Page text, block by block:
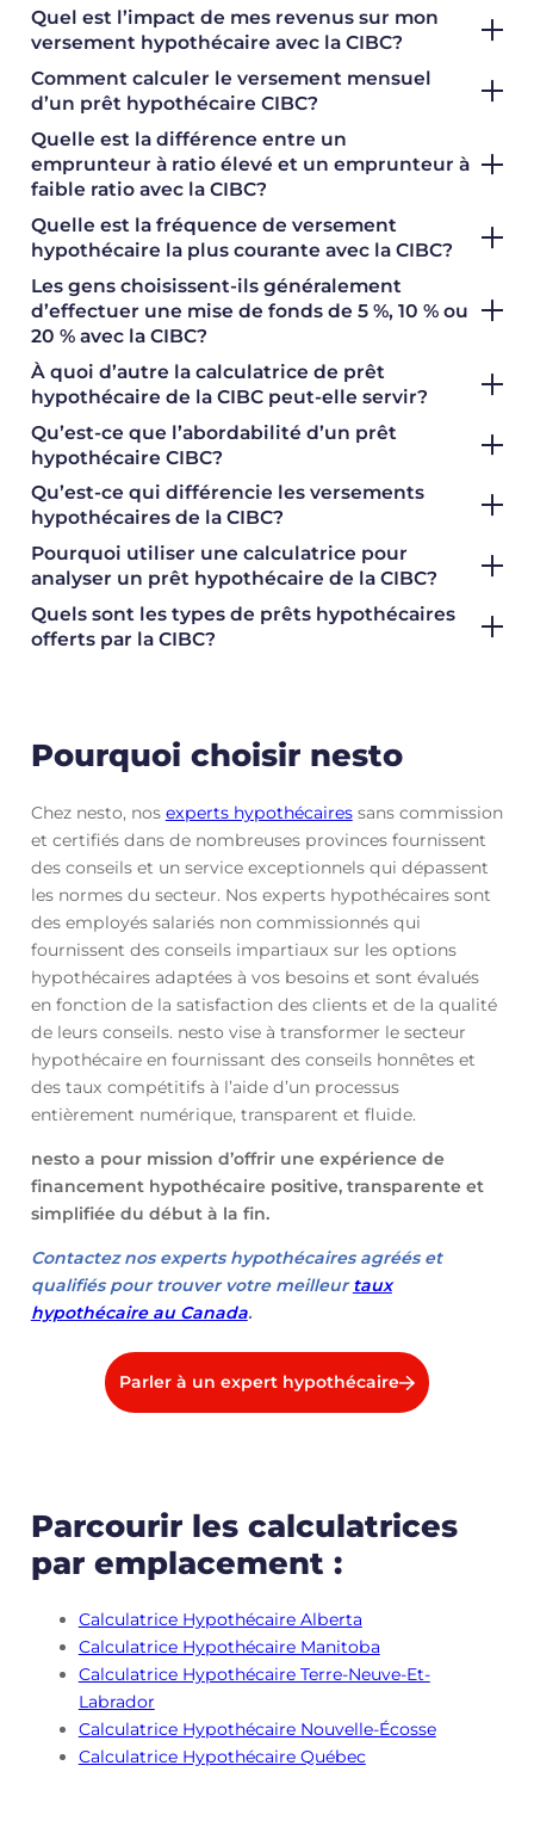
Quel est l’impact de mes revenus sur mon
versement hypothécaire avec la CIBC?
Comment calculer le versement mensuel
d’un prêt hypothécaire CIBC?
Quelle est la différence entre un
emprunteur à ratio élevé et un emprunteur à
faible ratio avec la CIBC?
Quelle est la fréquence de versement
hypothécaire la plus courante avec la CIBC?
Les gens choisissent-ils généralement
d’effectuer une mise de fonds de 5 %, 10 % ou
20 % avec la CIBC?
À quoi d’autre la calculatrice de prêt
hypothécaire de la CIBC peut-elle servir?
Qu’est-ce que l’abordabilité d’un prêt
hypothécaire CIBC?
Qu’est-ce qui différencie les versements
hypothécaires de la CIBC?
Pourquoi utiliser une calculatrice pour
analyser un prêt hypothécaire de la CIBC?
Quels sont les types de prêts hypothécaires
offerts par la CIBC?
Pourquoi choisir nesto
Chez nesto, nos experts hypothécairessans commission
et certifiés dans de nombreuses provinces fournissent
des conseils et un service exceptionnels qui dépassent
les normes du secteur. Nos experts hypothécaires sont
des employés salariés non commissionnés qui
fournissent des conseils impartiaux sur les options
hypothécaires adaptées à vos besoins et sont évalués
en fonction de la satisfaction des clients et de la qualité
de leurs conseils. nesto vise à transformer le secteur
hypothécaire en fournissant des conseils honnêtes et
des taux compétitifs à l’aide d’un processus
entièrement numérique, transparent et fluide.
nesto a pour mission d’offrir une expérience de
financement hypothécaire positive, transparente et
simplifiée du début à la fin.
Contactez nos experts hypothécaires agréés et
qualifiés pour trouver votre meilleurtaux
hypothécaire au Canada.
Parler à un expert hypothécaire
Parcourir les calculatrices
par emplacement :
Calculatrice Hypothécaire Alberta
Calculatrice Hypothécaire Manitoba
Calculatrice Hypothécaire Terre-Neuve-Et-
Labrador
Calculatrice Hypothécaire Nouvelle-Écosse
Calculatrice Hypothécaire Québec